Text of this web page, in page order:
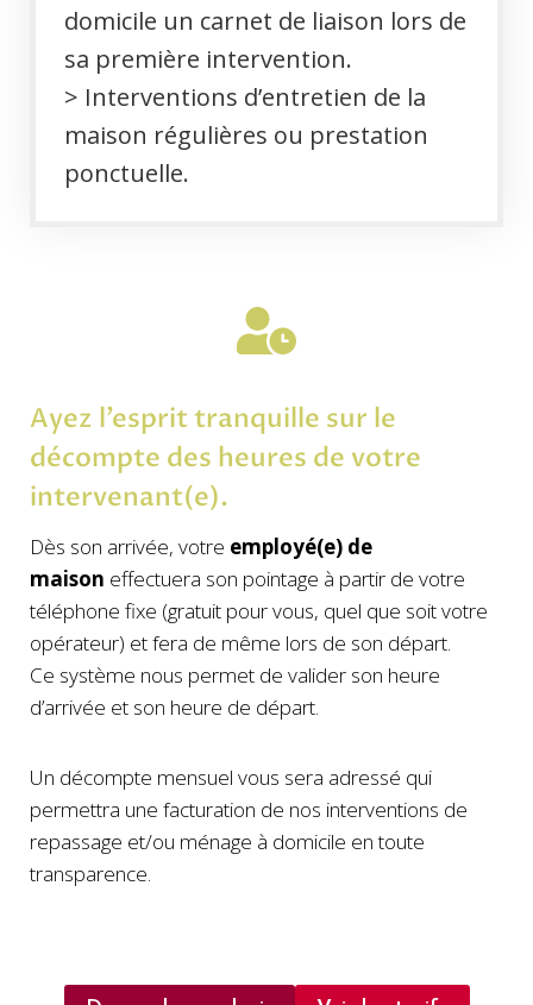
domicile un carnet de liaison lors de
sa première intervention.
> Interventions d’entretien de la
maison régulières ou prestation
ponctuelle.
Ayez l’esprit tranquille sur le
décompte des heures de votre
intervenant(e).
Dès son arrivée, votre employé(e) de
maison effectuera son pointage à partir de votre
téléphone fixe (gratuit pour vous, quel que soit votre
opérateur) et fera de même lors de son départ.
Ce système nous permet de valider son heure
d’arrivée et son heure de départ.
Un décompte mensuel vous sera adressé qui
permettra une facturation de nos interventions de
repassage et/ou ménage à domicile en toute
transparence.